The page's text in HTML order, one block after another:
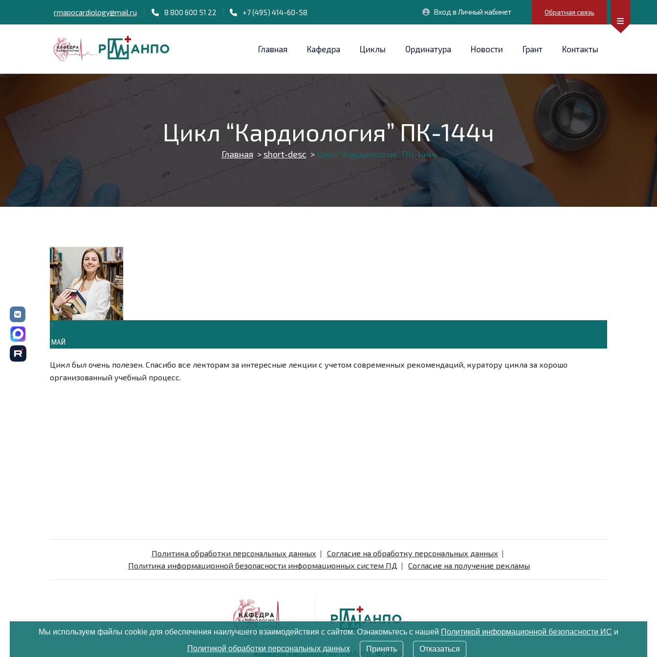
rmapocardiology@mail.ru 8 800 600 51 22 +7 (495) 414-60-58 Вход в Личный кабинет Обратная связь
Главная Кафедра Циклы Ординатура Новости Грант Контакты
Цикл “Кардиология” ПК-144ч
Главная >short-desc > Цикл “Кардиология” ПК-144ч
7
МАЙ
Цикл был очень полезен. Спасибо все лекторам за интересные лекции с учетом современных рекомендаций, куратору цикла за хорошо
организованный учебный процесс.
Политика обработки персональных данных
Согласие на обработку персональных данных
Политика информационной безопасности информационных систем ПД
Согласие на получение рекламы
Кафедра кардиологии РМАНПО © 2026.
Мы используем файлы cookie для обеспечения наилучшего взаимодействия с сайтом. Ознакомьтесь с нашей Политикой информационной безопасности ИС и
Политикой обработки персональных данных Принять Отказаться